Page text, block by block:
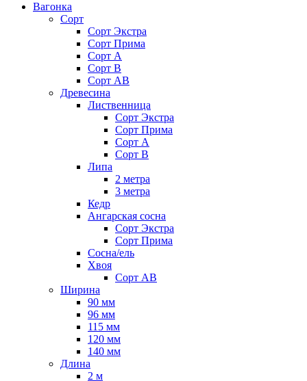
Вагонка
Сорт
Сорт Экстра
Сорт Прима
Сорт A
Сорт В
Сорт AB
Древесина
Лиственница
Сорт Экстра
Сорт Прима
Сорт А
Сорт В
Липа
2 метра
3 метра
Кедр
Ангарская сосна
Cорт Экстра
Сорт Прима
Сосна/ель
Хвоя
Сорт AB
Ширина
90 мм
96 мм
115 мм
120 мм
140 мм
Длина
2 м